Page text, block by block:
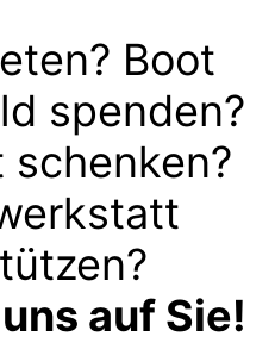
Boot
spenden?
schenken?
auf Sie!